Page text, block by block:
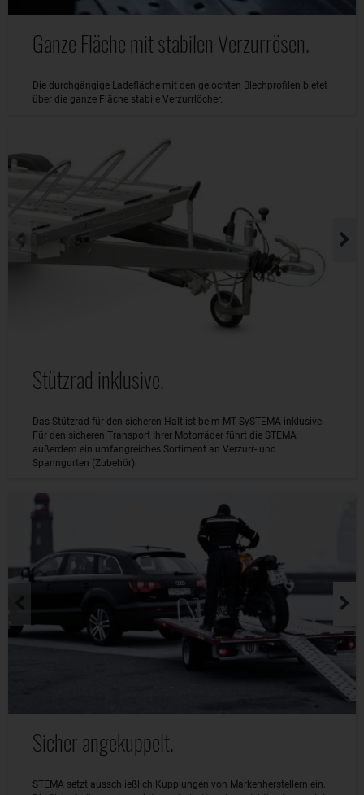
Ganze Fläche mit stabilen Verzurrösen.
Die durchgängige Ladefläche mit den gelochten Blechprofilen bietet
über die ganze Fläche stabile Verzurrlöcher.
Stützrad inklusive.
Das Stützrad für den sicheren Halt ist beim MT SySTEMA inklusive.
Für den sicheren Transport Ihrer Motorräder führt die STEMA
außerdem ein umfangreiches Sortiment an Verzurr- und
Spanngurten (Zubehör).
Sicher angekuppelt.
STEMA setzt ausschließlich Kupplungen von Markenherstellern ein.